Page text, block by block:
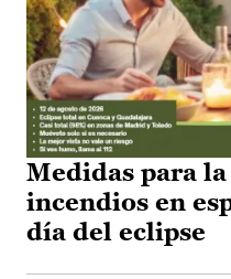
Medidas para
incendios en
día del eclipse